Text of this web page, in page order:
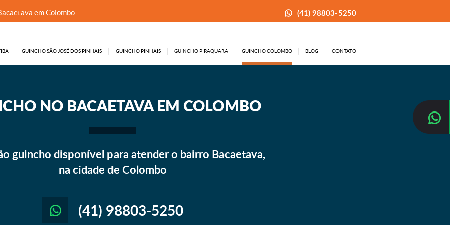
em Colombo (41) 98803-5250
GUINCHO SÃO JOSÉ DOS PINHAIS GUINCHO PINHAIS GUINCHO PIRAQUARA GUINCHO COLOMBO BLOG CONTATO
NO BACAETAVA EM COLOMBO
guincho disponível para atender o bairro Bacaetava,
na cidade de Colombo
(41) 98803-5250